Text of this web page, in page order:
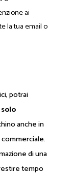
ai
la tua email o
potrai
anche in
di una
tempo